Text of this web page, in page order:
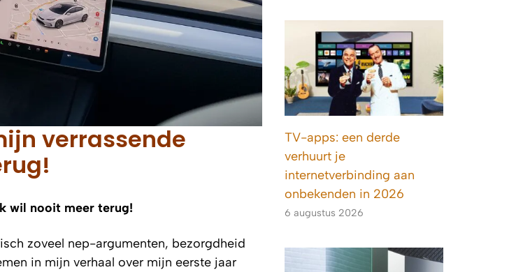
verrassende
wil nooit meer terug!
zoveel nep-argumenten, bezorgdheid
in mijn verhaal over mijn eerste jaar
TV-apps: een derde
verhuurt je
internetverbinding aan
onbekenden in 2026
6 augustus 2026